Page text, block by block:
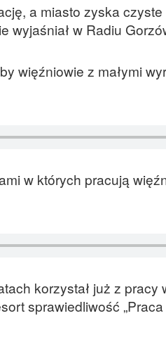
a miasto zyska
wyjaśniał w Radiu
więźniowie z małymi
w których pracują
korzystał już z
sprawiedliwość „Praca